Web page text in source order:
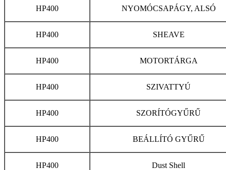
HP400 NYOMÓCSAPÁGY, ALSÓ
HP400 SHEAVE
HP400 MOTORTÁRGA
HP400 SZIVATTYÚ
HP400 SZORÍTÓGYŰRŰ
HP400 BEÁLLÍTÓ GYŰRŰ
HP400 Dust Shell